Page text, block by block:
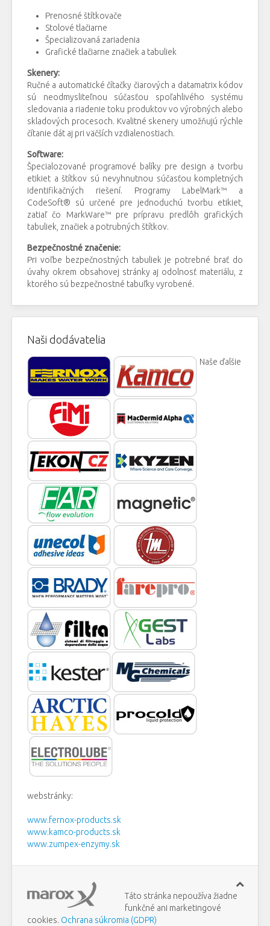
Prenosné štítkovače
Stolové tlačiarne
Špecializovaná zariadenia
Grafické tlačiarne značiek a tabuliek
Skenery:
Ručné a automatické čítačky čiarových a datamatrix kódov
sú neodmysliteľnou súčasťou spoľahlivého systému
sledovania a riadenie toku produktov vo výrobných alebo
skladových procesoch. Kvalitné skenery umožňujú rýchle
čítanie dát aj pri väčších vzdialenostiach.
Software:
Špecialozované programové balíky pre design a tvorbu
etikiet a štítkov sú nevyhnutnou súčasťou kompletných
identifikačných riešení. Programy LabelMark™ a
CodeSoft® sú určené pre jednoduchú tvorbu etikiet,
zatiaľ čo MarkWare™ pre prípravu predlôh grafických
tabuliek, značiek a potrubných štítkov.
Bezpečnostné značenie:
Pri voľbe bezpečnostných tabuliek je potrebné brať do
úvahy okrem obsahovej stránky aj odolnosť materiálu, z
ktorého sú bezpečnostné tabuľky vyrobené.
Naši dodávatelia
Naše ďalšie
webstránky:
www.fernox-products.sk
www.kamco-products.sk
www.zumpex-enzymy.sk
Táto stránka nepoužíva žiadne
funkčné ani marketingové
cookies. Ochrana súkromia (GDPR)